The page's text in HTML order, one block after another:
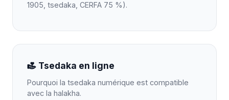
1905, tsedaka, CERFA 75 %).
Tsedaka en ligne
Pourquoi la tsedaka numérique est compatible
avec la halakha.